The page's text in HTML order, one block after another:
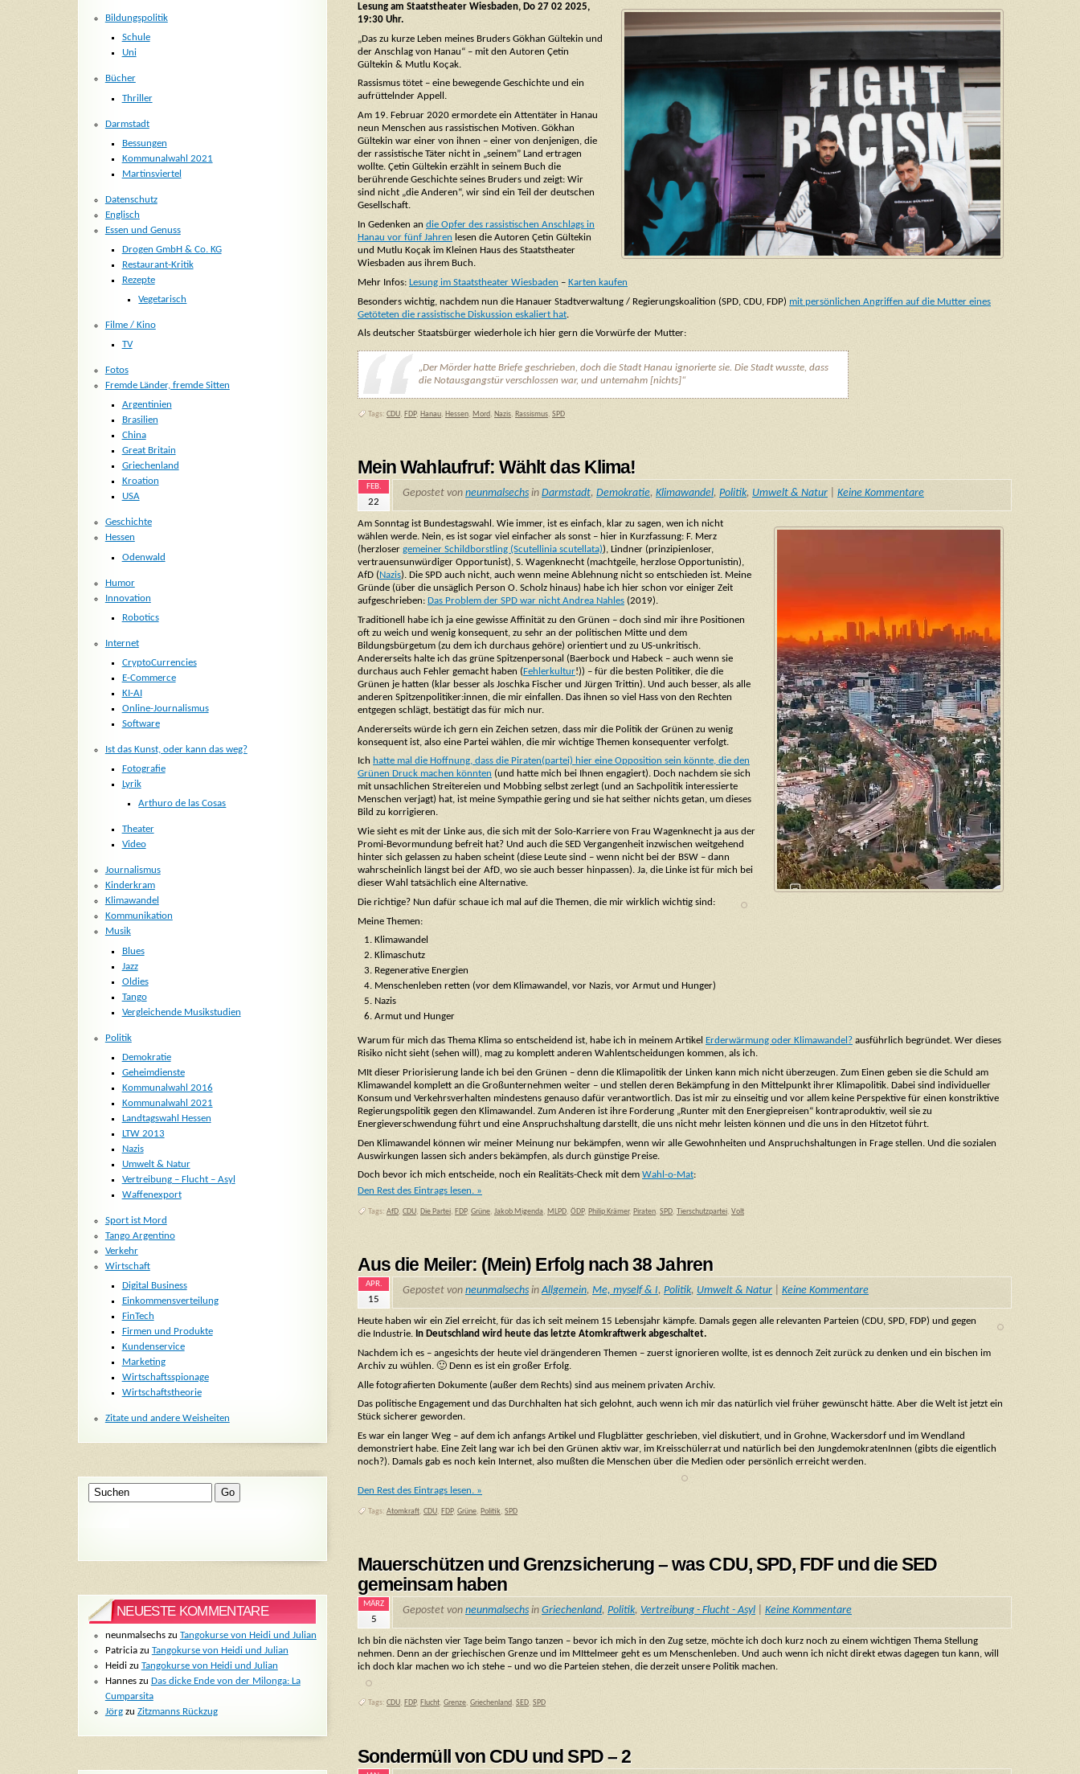
Lesung am Staatstheater Wiesbaden, Do 27 02 2025,
19:30 Uhr.
„Das zu kurze Leben meines Bruders Gökhan Gültekin und
der Anschlag von Hanau“ – mit den Autoren Çetin
Gültekin & Mutlu Koçak.
Rassismus tötet – eine bewegende Geschichte und ein
aufrüttelnder Appell.
Am 19. Februar 2020 ermordete ein Attentäter in Hanau
neun Menschen aus rassistischen Motiven. Gökhan
Gültekin war einer von ihnen – einer von denjenigen, die
der rassistische Täter nicht in „seinem” Land ertragen
wollte. Çetin Gültekin erzählt in seinem Buch die
berührende Geschichte seines Bruders und zeigt: Wir
sind nicht „die Anderen“, wir sind ein Teil der deutschen
Gesellschaft.
In Gedenken an die Opfer des rassistischen Anschlags in
Hanau vor fünf Jahren lesen die Autoren Çetin Gültekin
und Mutlu Koçak im Kleinen Haus des Staatstheater
Wiesbaden aus ihrem Buch.
Mehr Infos: Lesung im Staatstheater Wiesbaden – Karten kaufen
Besonders wichtig, nachdem nun die Hanauer Stadtverwaltung / Regierungskoalition (SPD, CDU, FDP) mit persönlichen Angriffen auf die Mutter eines
Getöteten die rassistische Diskussion eskaliert hat.
Als deutscher Staatsbürger wiederhole ich hier gern die Vorwürfe der Mutter:
„Der Mörder hatte Briefe geschrieben, doch die Stadt Hanau ignorierte sie. Die Stadt wusste, dass
die Notausgangstür verschlossen war, und unternahm [nichts]“
Tags: CDU, FDP, Hanau, Hessen, Mord, Nazis, Rassismus, SPD
Mein Wahlaufruf: Wählt das Klima!
FEB.
22
Gepostet von neunmalsechs in Darmstadt, Demokratie, Klimawandel, Politik, Umwelt & Natur Keine Kommentare
Am Sonntag ist Bundestagswahl. Wie immer, ist es einfach, klar zu sagen, wen ich nicht
wählen werde. Nein, es ist sogar viel einfacher als sonst – hier in Kurzfassung: F. Merz
(herzloser gemeiner Schildborstling (Scutellinia scutellata)), Lindner (prinzipienloser,
vertrauensunwürdiger Opportunist), S. Wagenknecht (machtgeile, herzlose Opportunistin),
AfD (Nazis). Die SPD auch nicht, auch wenn meine Ablehnung nicht so entschieden ist. Meine
Gründe (über die unsäglich Person O. Scholz hinaus) habe ich hier schon vor einiger Zeit
aufgeschrieben: Das Problem der SPD war nicht Andrea Nahles (2019).
Traditionell habe ich ja eine gewisse Affinität zu den Grünen – doch sind mir ihre Positionen
oft zu weich und wenig konsequent, zu sehr an der politischen Mitte und dem
Bildungsbürgetum (zu dem ich durchaus gehöre) orientiert und zu US-unkritisch.
Andererseits halte ich das grüne Spitzenpersonal (Baerbock und Habeck – auch wenn sie
durchaus auch Fehler gemacht haben (Fehlerkultur!)) – für die besten Politiker, die die
Grünen je hatten (klar besser als Joschka Fischer und Jürgen Trittin). Und auch besser, als alle
anderen Spitzenpolitiker:innen, die mir einfallen. Das ihnen so viel Hass von den Rechten
entgegen schlägt, bestätigt das für mich nur.
Andererseits würde ich gern ein Zeichen setzen, dass mir die Politik der Grünen zu wenig
konsequent ist, also eine Partei wählen, die mir wichtige Themen konsequenter verfolgt.
Ich hatte mal die Hoffnung, dass die Piraten(partei) hier eine Opposition sein könnte, die den
Grünen Druck machen könnten (und hatte mich bei Ihnen engagiert). Doch nachdem sie sich
mit unsachlichen Streitereien und Mobbing selbst zerlegt (und an Sachpolitik interessierte
Menschen verjagt) hat, ist meine Sympathie gering und sie hat seither nichts getan, um dieses
Bild zu korrigieren.
Wie sieht es mit der Linke aus, die sich mit der Solo-Karriere von Frau Wagenknecht ja aus der
Promi-Bevormundung befreit hat? Und auch die SED Vergangenheit inzwischen weitgehend
hinter sich gelassen zu haben scheint (diese Leute sind – wenn nicht bei der BSW – dann
wahrscheinlich längst bei der AfD, wo sie auch besser hinpassen). Ja, die Linke ist für mich bei
dieser Wahl tatsächlich eine Alternative.
Die richtige? Nun dafür schaue ich mal auf die Themen, die mir wirklich wichtig sind:
Meine Themen:
Klimawandel
Klimaschutz
Regenerative Energien
Menschenleben retten (vor dem Klimawandel, vor Nazis, vor Armut und Hunger)
Nazis
Armut und Hunger
Warum für mich das Thema Klima so entscheidend ist, habe ich in meinem Artikel Erderwärmung oder Klimawandel? ausführlich begründet. Wer dieses
Risiko nicht sieht (sehen will), mag zu komplett anderen Wahlentscheidungen kommen, als ich.
MIt dieser Priorisierung lande ich bei den Grünen – denn die Klimapolitik der Linken kann mich nicht überzeugen. Zum Einen geben sie die Schuld am
Klimawandel komplett an die Großunternehmen weiter – und stellen deren Bekämpfung in den Mittelpunkt ihrer Klimapolitik. Dabei sind individueller
Konsum und Verkehrsverhalten mindestens genauso dafür verantwortlich. Das ist mir zu einseitig und vor allem keine Perspektive für einen konstriktive
Regierungspolitik gegen den Klimawandel. Zum Anderen ist ihre Forderung „Runter mit den Energiepreisen“ kontraproduktiv, weil sie zu
Energieverschwendung führt und eine Anspruchshaltung darstellt, die uns nicht mehr leisten können und die uns in den Hitzetot führt.
Den Klimawandel können wir meiner Meinung nur bekämpfen, wenn wir alle Gewohnheiten und Anspruchshaltungen in Frage stellen. Und die sozialen
Auswirkungen lassen sich anders bekämpfen, als durch günstige Preise.
Doch bevor ich mich entscheide, noch ein Realitäts-Check mit dem Wahl-o-Mat:
Den Rest des Eintrags lesen. »
Tags: AfD, CDU, Die Partei, FDP, Grüne, Jakob Migenda, MLPD, ÖDP, Philip Krämer, Piraten, SPD, Tierschutzpartei, Volt
Aus die Meiler: (Mein) Erfolg nach 38 Jahren
APR.
15
Gepostet von neunmalsechs inAllgemein, Me, myself & I, Politik, Umwelt & Natur Keine Kommentare
Heute haben wir ein Ziel erreicht, für das ich seit meinem 15 Lebensjahr kämpfe. Damals gegen alle relevanten Parteien (CDU, SPD, FDP) und gegen
die Industrie. In Deutschland wird heute das letzte Atomkraftwerk abgeschaltet.
Nachdem ich es – angesichts der heute viel drängenderen Themen – zuerst ignorieren wollte, ist es dennoch Zeit zurück zu denken und ein bischen im
Archiv zu wühlen. 🙂 Denn es ist ein großer Erfolg.
Alle fotografierten Dokumente (außer dem Rechts) sind aus meinem privaten Archiv.
Das politische Engagement und das Durchhalten hat sich gelohnt, auch wenn ich mir das natürlich viel früher gewünscht hätte. Aber die Welt ist jetzt ein
Stück sicherer geworden.
Es war ein langer Weg – auf dem ich anfangs Artikel und Flugblätter geschrieben, viel diskutiert, und in Grohne, Wackersdorf und im Wendland
demonstriert habe. Eine Zeit lang war ich bei den Grünen aktiv war, im Kreisschülerrat und natürlich bei den JungdemokratenInnen (gibts die eigentlich
noch?). Damals gab es noch kein Internet, also mußten die Menschen über die Medien oder persönlich erreicht werden.
Den Rest des Eintrags lesen. »
Tags: Atomkraft, CDU, FDP, Grüne, Politik, SPD
Mauerschützen und Grenzsicherung – was CDU, SPD, FDF und die SED
gemeinsam haben
MÄRZ
5
Gepostet von neunmalsechs in Griechenland, Politik, Vertreibung - Flucht - Asyl Keine Kommentare
Ich bin die nächsten vier Tage beim Tango tanzen – bevor ich mich in den Zug setze, möchte ich doch kurz noch zu einem wichtigen Thema Stellung
nehmen. Denn an der griechischen Grenze und im MIttelmeer geht es um Menschenleben. Und auch wenn ich nicht direkt etwas dagegen tun kann, will
ich doch klar machen wo ich stehe – und wo die Parteien stehen, die derzeit unsere Politik machen.
Tags: CDU, FDP, Flucht, Grenze, Griechenland, SED, SPD
Sondermüll von CDU und SPD – 2
Bildungspolitik
Schule
Uni
Bücher
Thriller
Darmstadt
Bessungen
Kommunalwahl 2021
Martinsviertel
Datenschutz
Englisch
Essen und Genuss
Drogen GmbH & Co. KG
Restaurant-Kritik
Rezepte
Vegetarisch
Filme / Kino
TV
Fotos
Fremde Länder, fremde Sitten
Argentinien
Brasilien
China
Great Britain
Griechenland
Kroation
USA
Geschichte
Hessen
Odenwald
Humor
Innovation
Robotics
Internet
CryptoCurrencies
E-Commerce
KI-AI
Online-Journalismus
Software
Ist das Kunst, oder kann das weg?
Fotografie
Lyrik
Arthuro de las Cosas
Theater
Video
Journalismus
Kinderkram
Klimawandel
Kommunikation
Musik
Blues
Jazz
Oldies
Tango
Vergleichende Musikstudien
Politik
Demokratie
Geheimdienste
Kommunalwahl 2016
Kommunalwahl 2021
Landtagswahl Hessen
LTW 2013
Nazis
Umwelt & Natur
Vertreibung – Flucht – Asyl
Waffenexport
Sport ist Mord
Tango Argentino
Verkehr
Wirtschaft
Digital Business
Einkommensverteilung
FinTech
Firmen und Produkte
Kundenservice
Marketing
Wirtschaftsspionage
Wirtschaftstheorie
Zitate und andere Weisheiten
NEUESTE KOMMENTARE
neunmalsechszu Tangokurse von Heidi und Julian
Patriciazu Tangokurse von Heidi und Julian
Heidizu Tangokurse von Heidi und Julian
Hanneszu Das dicke Ende von der Milonga: La
Cumparsita
Jörgzu Zitzmanns Rückzug